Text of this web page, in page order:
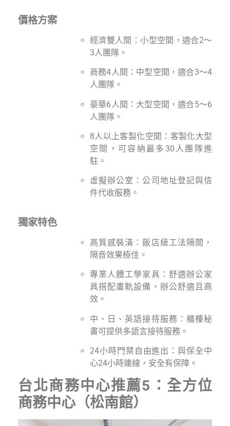
價格方案
經濟雙人間：小型空間，適合2～
3人團隊。
商務4人間：中型空間，適合3～4
人團隊。
豪華6人間：大型空間，適合5～6
人團隊。
8人以上客製化空間：客製化大型
空間，可容納最多30人團隊進
駐。
虛擬辦公室：公司地址登記與信
件代收服務。
獨家特色
高質感裝潢：飯店級工法隔間，
隔音效果極佳。
專業人體工學家具：舒適辦公家
具搭配畫軌設備，辦公舒適且高
效。
中、日、英語接待服務：櫃檯秘
書可提供多語言接待服務。
24小時門禁自由進出：與保全中
心24小時連線，安全有保障。
台北商務中心推薦5：全方位
商務中心（松南館）